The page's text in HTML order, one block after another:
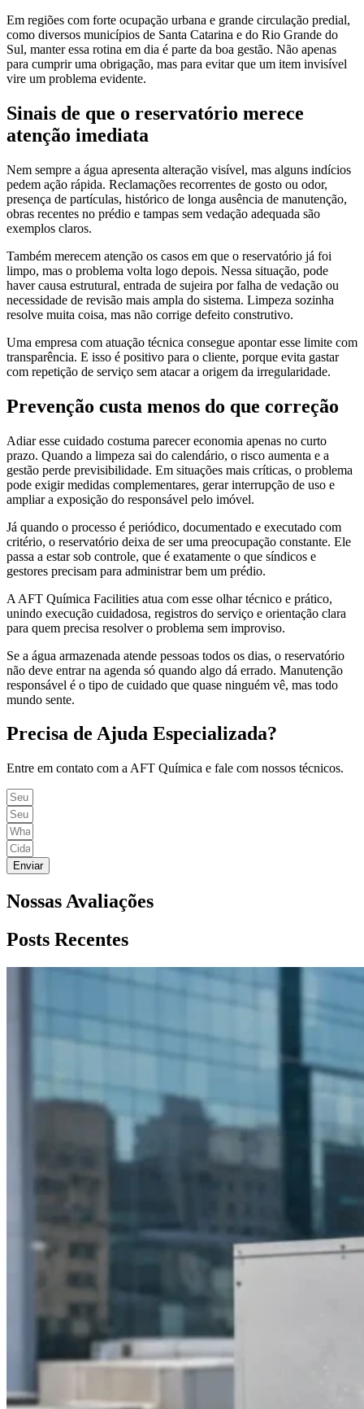
Em regiões com forte ocupação urbana e grande circulação predial,
como diversos municípios de Santa Catarina e do Rio Grande do
Sul, manter essa rotina em dia é parte da boa gestão. Não apenas
para cumprir uma obrigação, mas para evitar que um item invisível
vire um problema evidente.
Sinais de que o reservatório merece
atenção imediata
Nem sempre a água apresenta alteração visível, mas alguns indícios
pedem ação rápida. Reclamações recorrentes de gosto ou odor,
presença de partículas, histórico de longa ausência de manutenção,
obras recentes no prédio e tampas sem vedação adequada são
exemplos claros.
Também merecem atenção os casos em que o reservatório já foi
limpo, mas o problema volta logo depois. Nessa situação, pode
haver causa estrutural, entrada de sujeira por falha de vedação ou
necessidade de revisão mais ampla do sistema. Limpeza sozinha
resolve muita coisa, mas não corrige defeito construtivo.
Uma empresa com atuação técnica consegue apontar esse limite com
transparência. E isso é positivo para o cliente, porque evita gastar
com repetição de serviço sem atacar a origem da irregularidade.
Prevenção custa menos do que correção
Adiar esse cuidado costuma parecer economia apenas no curto
prazo. Quando a limpeza sai do calendário, o risco aumenta e a
gestão perde previsibilidade. Em situações mais críticas, o problema
pode exigir medidas complementares, gerar interrupção de uso e
ampliar a exposição do responsável pelo imóvel.
Já quando o processo é periódico, documentado e executado com
critério, o reservatório deixa de ser uma preocupação constante. Ele
passa a estar sob controle, que é exatamente o que síndicos e
gestores precisam para administrar bem um prédio.
A AFT Química Facilities atua com esse olhar técnico e prático,
unindo execução cuidadosa, registros do serviço e orientação clara
para quem precisa resolver o problema sem improviso.
Se a água armazenada atende pessoas todos os dias, o reservatório
não deve entrar na agenda só quando algo dá errado. Manutenção
responsável é o tipo de cuidado que quase ninguém vê, mas todo
mundo sente.
Precisa de Ajuda Especializada?
Entre em contato com a AFT Química e fale com nossos técnicos.
Enviar
Nossas Avaliações
Posts Recentes